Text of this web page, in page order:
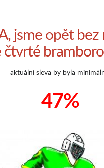
jsme opět bez
čtvrté
aktuální sleva by byla
47%